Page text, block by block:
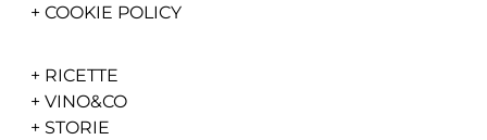
+ COOKIE POLICY
+ RICETTE
+ VINO&CO
+ STORIE